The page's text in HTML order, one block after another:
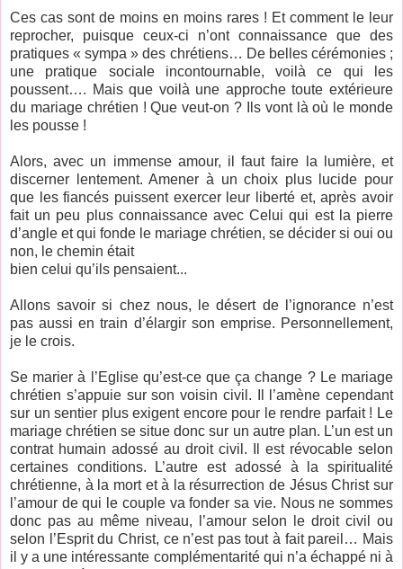
Ces cas sont de moins en moins rares ! Et comment le leur
reprocher, puisque ceux-ci n’ont connaissance que des
pratiques « sympa » des chrétiens… De belles cérémonies ;
une pratique sociale incontournable, voilà ce qui les
poussent…. Mais que voilà une approche toute extérieure
du mariage chrétien ! Que veut-on ? Ils vont là où le monde
les pousse !
Alors, avec un immense amour, il faut faire la lumière, et
discerner lentement. Amener à un choix plus lucide pour
que les fiancés puissent exercer leur liberté et, après avoir
fait un peu plus connaissance avec Celui qui est la pierre
d’angle et qui fonde le mariage chrétien, se décider si oui ou
non, le chemin était
bien celui qu’ils pensaient...
Allons savoir si chez nous, le désert de l’ignorance n’est
pas aussi en train d’élargir son emprise. Personnellement,
je le crois.
Se marier à l’Eglise qu’est-ce que ça change ? Le mariage
chrétien s’appuie sur son voisin civil. Il l’amène cependant
sur un sentier plus exigent encore pour le rendre parfait ! Le
mariage chrétien se situe donc sur un autre plan. L’un est un
contrat humain adossé au droit civil. Il est révocable selon
certaines conditions. L’autre est adossé à la spiritualité
chrétienne, à la mort et à la résurrection de Jésus Christ sur
l’amour de qui le couple va fonder sa vie. Nous ne sommes
donc pas au même niveau, l’amour selon le droit civil ou
selon l’Esprit du Christ, ce n’est pas tout à fait pareil… Mais
il y a une intéressante complémentarité qui n’a échappé ni à